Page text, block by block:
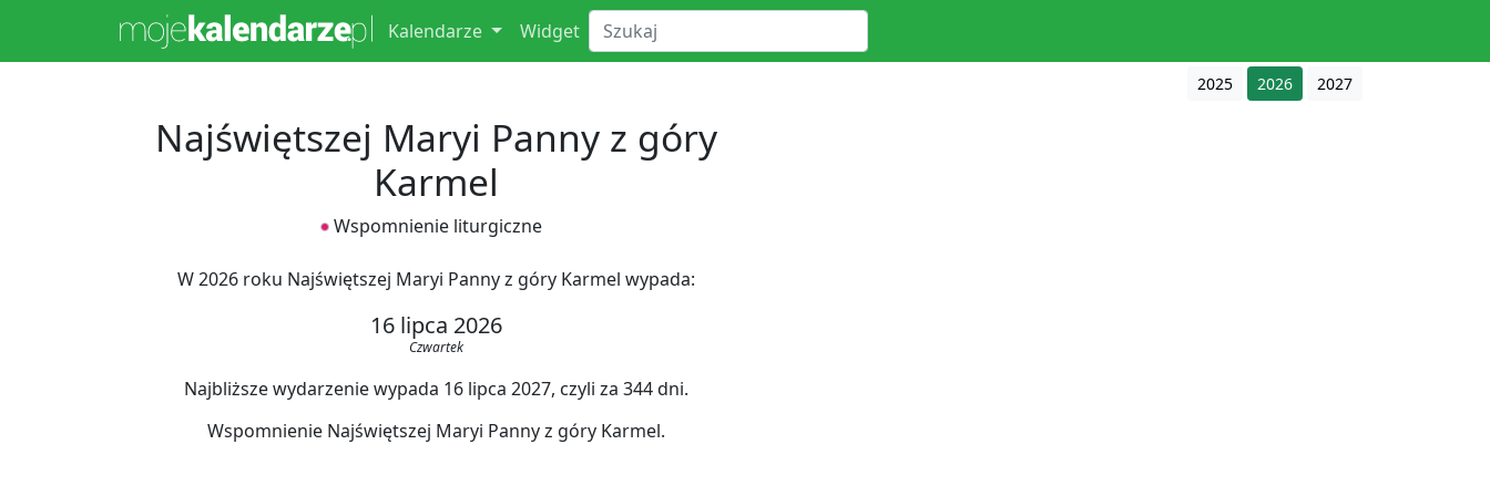
Kalendarze Widget
2025 2026 2027
Najświętszej Maryi Panny z góry
Karmel
Wspomnienie liturgiczne
W 2026 roku Najświętszej Maryi Panny z góry Karmel wypada:
16 lipca 2026
Czwartek
Najbliższe wydarzenie wypada 16 lipca 2027, czyli za 344 dni.
Wspomnienie Najświętszej Maryi Panny z góry Karmel.